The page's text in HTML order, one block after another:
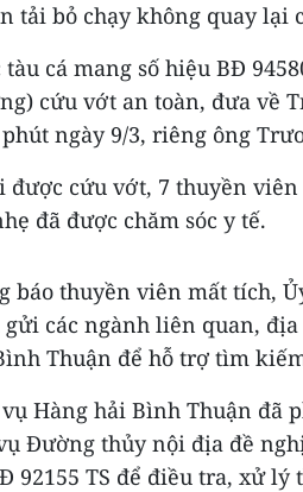
tải bỏ chạy không quay lại
cá mang số hiệu BĐ
cứu vớt an toàn, đưa về
ngày 9/3, riêng ông
được cứu vớt, 7 thuyền
đã được chăm sóc y tế.
báo thuyền viên mất tích,
gửi các ngành liên quan,
Thuận để hỗ trợ tìm
Hàng hải Bình Thuận đã
Đường thủy nội địa đề
92155 TS để điều tra, xử lý